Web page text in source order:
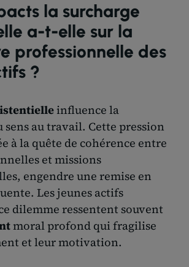
la surcharge
a-t-elle sur la
professionnelle des
?
influence la
sens au travail. Cette pression
à la quête de cohérence entre
et missions
engendre une remise en
Les jeunes actifs
dilemme ressentent souvent
moral profond qui fragilise
et leur motivation.